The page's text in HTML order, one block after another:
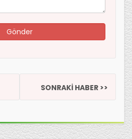
SONRAKİ HABER >>